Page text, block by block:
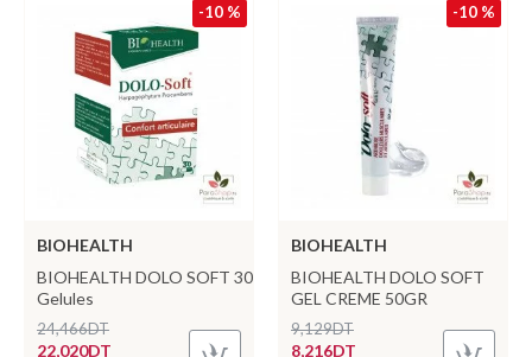
-10 %
BIOHEALTH
BIOHEALTH DOLO SOFT 30
Gelules
22,020DT
24,466DT
-10 %
BIOHEALTH
BIOHEALTH DOLO SOFT
GEL CREME 50GR
8,216DT
9,129DT